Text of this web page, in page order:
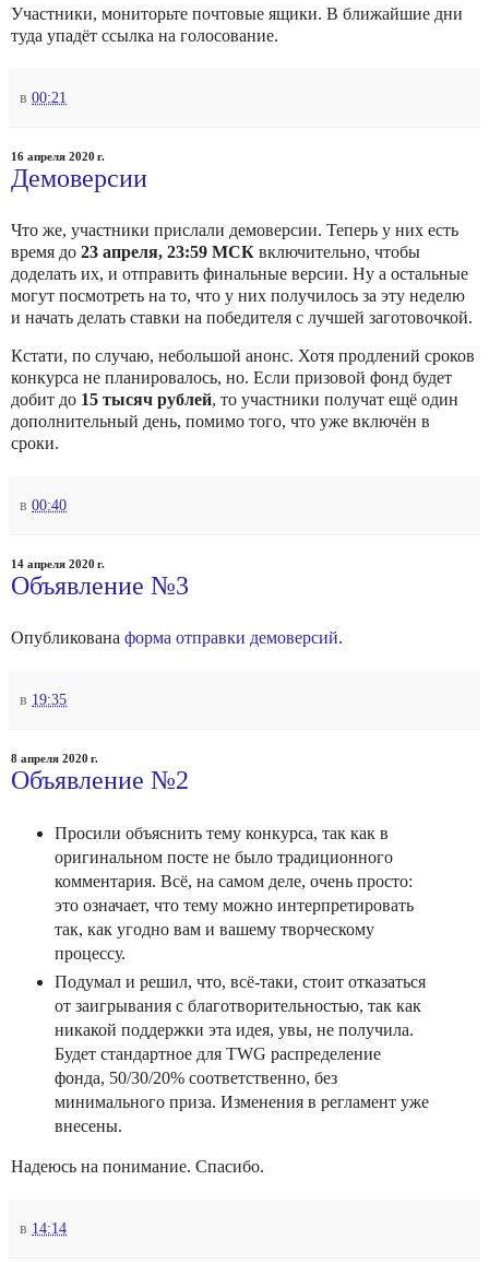
Участники, мониторьте почтовые ящики. В ближайшие дни
туда упадёт ссылка на голосование.
в 00:21
16 апреля 2020 г.
Демоверсии
Что же, участники прислали демоверсии. Теперь у них есть
время до 23 апреля, 23:59 МСК включительно, чтобы
доделать их, и отправить финальные версии. Ну а остальные
могут посмотреть на то, что у них получилось за эту неделю
и начать делать ставки на победителя с лучшей заготовочкой.
Кстати, по случаю, небольшой анонс. Хотя продлений сроков
конкурса не планировалось, но. Если призовой фонд будет
добит до 15 тысяч рублей, то участники получат ещё один
дополнительный день, помимо того, что уже включён в
сроки.
в 00:40
14 апреля 2020 г.
Объявление №3
Опубликована форма отправки демоверсий.
в 19:35
8 апреля 2020 г.
Объявление №2
Просили объяснить тему конкурса, так как в
оригинальном посте не было традиционного
комментария. Всё, на самом деле, очень просто:
это означает, что тему можно интерпретировать
так, как угодно вам и вашему творческому
процессу.
Подумал и решил, что, всё-таки, стоит отказаться
от заигрывания с благотворительностью, так как
никакой поддержки эта идея, увы, не получила.
Будет стандартное для TWG распределение
фонда, 50/30/20% соответственно, без
минимального приза. Изменения в регламент уже
внесены.
Надеюсь на понимание. Спасибо.
в 14:14